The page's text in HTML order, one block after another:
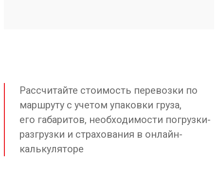
Рассчитайте стоимость перевозки по
маршруту с учетом упаковки груза,
его габаритов, необходимости погрузки-
разгрузки и страхования в онлайн-
калькуляторе